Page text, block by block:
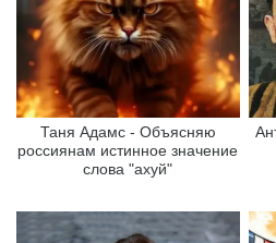
Таня Адамс - Объясняю
россиянам истинное значение
слова "ахуй"